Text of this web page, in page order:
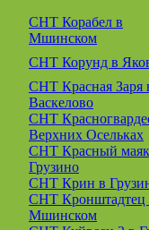
СНТ Корабел в
Мшинском
СНТ Корунд в
СНТ Красная Заря
Васкелово
СНТ
Верхних Осельках
СНТ Красный
Грузино
СНТ Крин в
СНТ Кронштадтец
Мшинском